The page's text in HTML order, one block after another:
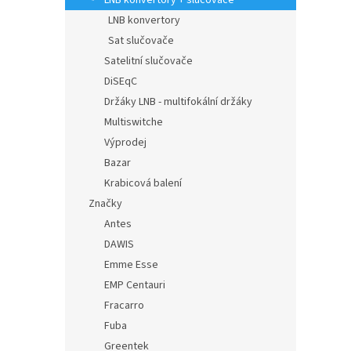
LNB konvertory
Sat slučovače
Satelitní slučovače
DiSEqC
Držáky LNB - multifokální držáky
Multiswitche
Výprodej
Bazar
Krabicová balení
Značky
Antes
DAWIS
Emme Esse
EMP Centauri
Fracarro
Fuba
Greentek